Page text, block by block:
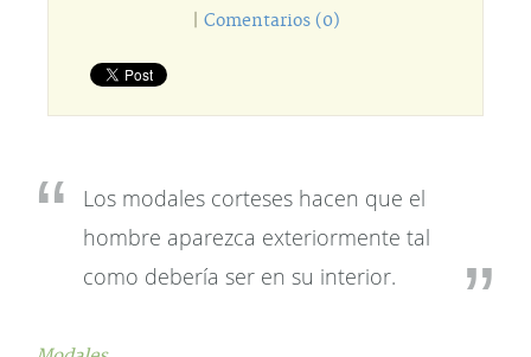
Comentarios (0)
Los modales corteses hacen que el
hombre aparezca exteriormente tal
como debería ser en su interior.